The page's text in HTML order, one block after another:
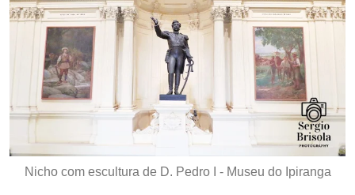
Nicho com escultura de D. Pedro I - Museu do Ipiranga